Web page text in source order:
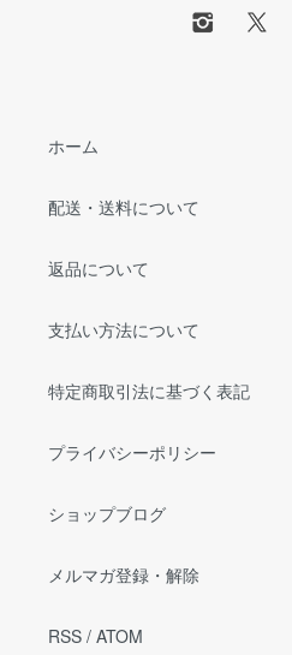
ホーム
配送・送料について
返品について
支払い方法について
特定商取引法に基づく表記
プライバシーポリシー
ショップブログ
メルマガ登録・解除
RSS / ATOM